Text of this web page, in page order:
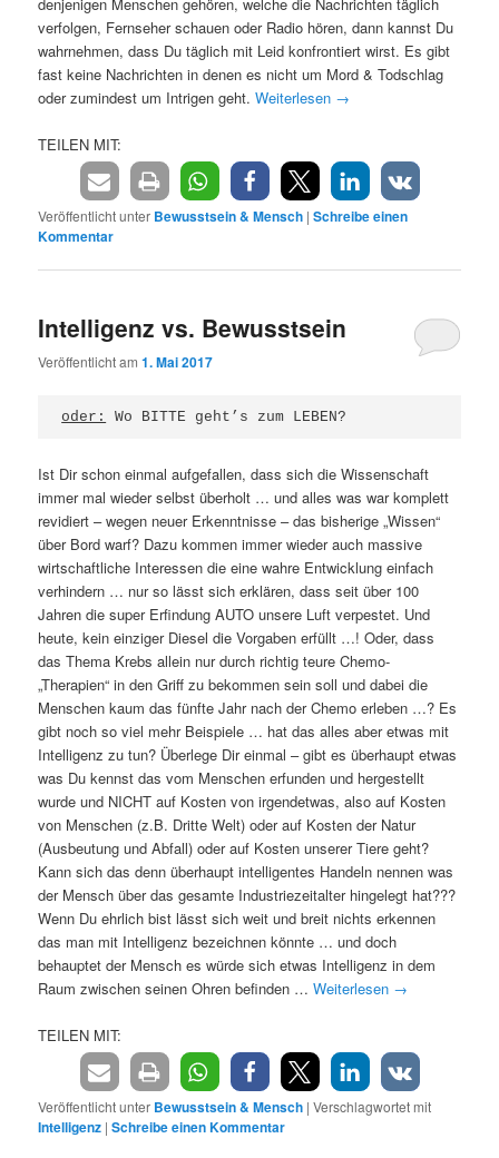
verfolgen, Fernseher schauen oder Radio hören, dann kannst Du
wahrnehmen, dass Du täglich mit Leid konfrontiert wirst. Es gibt
fast keine Nachrichten in denen es nicht um Mord & Todschlag
oder zumindest um Intrigen geht.Weiterlesen →
TEILEN MIT:
Veröffentlicht unter Bewusstsein & Mensch |Schreibe einen
Kommentar
Intelligenz vs. Bewusstsein
Veröffentlicht am1. Mai 2017
oder: Wo BITTE geht’s zum LEBEN?
Ist Dir schon einmal aufgefallen, dass sich die Wissenschaft
immer mal wieder selbst überholt … und alles was war komplett
revidiert – wegen neuer Erkenntnisse – das bisherige „Wissen“
über Bord warf? Dazu kommen immer wieder auch massive
wirtschaftliche Interessen die eine wahre Entwicklung einfach
verhindern … nur so lässt sich erklären, dass seit über 100
Jahren die super Erfindung AUTO unsere Luft verpestet. Und
heute, kein einziger Diesel die Vorgaben erfüllt …! Oder, dass
das Thema Krebs allein nur durch richtig teure Chemo-
„Therapien“ in den Griff zu bekommen sein soll und dabei die
Menschen kaum das fünfte Jahr nach der Chemo erleben …? Es
gibt noch so viel mehr Beispiele … hat das alles aber etwas mit
Intelligenz zu tun? Überlege Dir einmal – gibt es überhaupt etwas
was Du kennst das vom Menschen erfunden und hergestellt
wurde und NICHT auf Kosten von irgendetwas, also auf Kosten
von Menschen (z.B. Dritte Welt) oder auf Kosten der Natur
(Ausbeutung und Abfall) oder auf Kosten unserer Tiere geht?
Kann sich das denn überhaupt intelligentes Handeln nennen was
der Mensch über das gesamte Industriezeitalter hingelegt hat???
Wenn Du ehrlich bist lässt sich weit und breit nichts erkennen
das man mit Intelligenz bezeichnen könnte … und doch
behauptet der Mensch es würde sich etwas Intelligenz in dem
Raum zwischen seinen Ohren befinden …Weiterlesen →
TEILEN MIT:
Veröffentlicht unter Bewusstsein & Mensch |Verschlagwortet mit
Intelligenz |Schreibe einen Kommentar